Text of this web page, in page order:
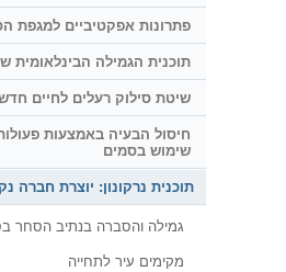
פתרונות אפקטיביים למגפת
תוכנית הגמילה הבינלאומית
שיטת סילוק רעלים לחיים
חיסול הבעיה באמצעות
שימוש בסמים
תוכנית נרקונון: יוצרת חברה
גמילה והסברה בנתיב הסחר
מקימים עיר לתחייה